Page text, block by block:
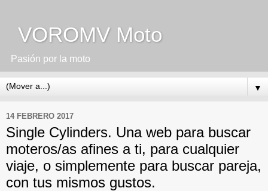
VOROMV Moto
Pasión por la moto
▼
14 FEBRERO 2017
Single Cylinders. Una web para buscar
moteros/as afines a ti, para cualquier
viaje, o simplemente para buscar pareja,
con tus mismos gustos.